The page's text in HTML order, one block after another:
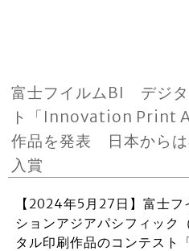
富士フイルムBI デジタ
ト「Innovation Print
作品を発表 日本から
入賞
【2024年5月27日】富士
ションアジアパシフィック
タル印刷作品のコンテス